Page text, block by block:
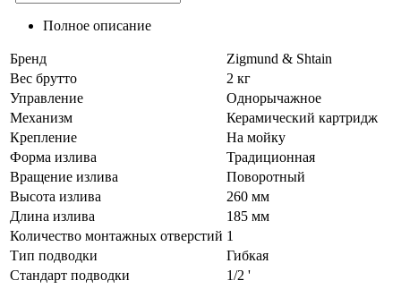
Полное описание
Бренд
Zigmund & Shtain
Вес брутто
2 кг
Управление
Однорычажное
Механизм
Керамический картридж
Крепление
На мойку
Форма излива
Традиционная
Вращение излива
Поворотный
Высота излива
260 мм
Длина излива
185 мм
Количество монтажных отверстий 1
Тип подводки
Гибкая
Стандарт подводки
1/2 '